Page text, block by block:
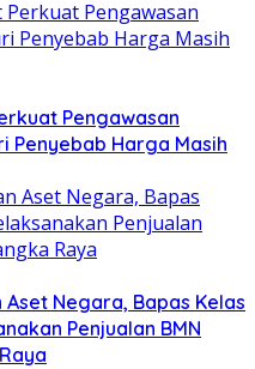
Pengawasan
Penyebab Harga Masih
Negara, Bapas Kelas
Penjualan BMN